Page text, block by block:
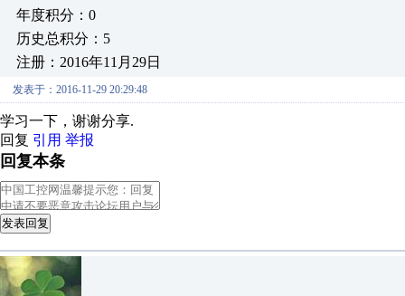
年度积分：0
历史总积分：5
注册：2016年11月29日
发表于：2016-11-29 20:29:48
学习一下，谢谢分享.
回复 引用 举报
回复本条
发表回复